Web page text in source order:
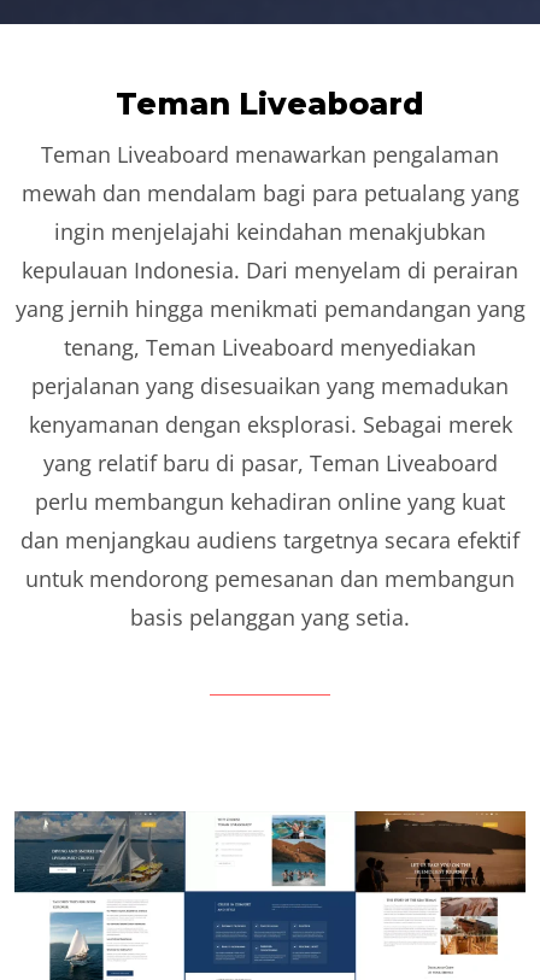
Teman Liveaboard
Teman Liveaboard menawarkan pengalaman
mewah dan mendalam bagi para petualang yang
ingin menjelajahi keindahan menakjubkan
kepulauan Indonesia. Dari menyelam di perairan
yang jernih hingga menikmati pemandangan yang
tenang, Teman Liveaboard menyediakan
perjalanan yang disesuaikan yang memadukan
kenyamanan dengan eksplorasi. Sebagai merek
yang relatif baru di pasar, Teman Liveaboard
perlu membangun kehadiran online yang kuat
dan menjangkau audiens targetnya secara efektif
untuk mendorong pemesanan dan membangun
basis pelanggan yang setia.